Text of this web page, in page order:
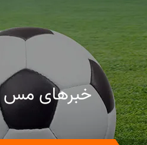
خبرهای مس